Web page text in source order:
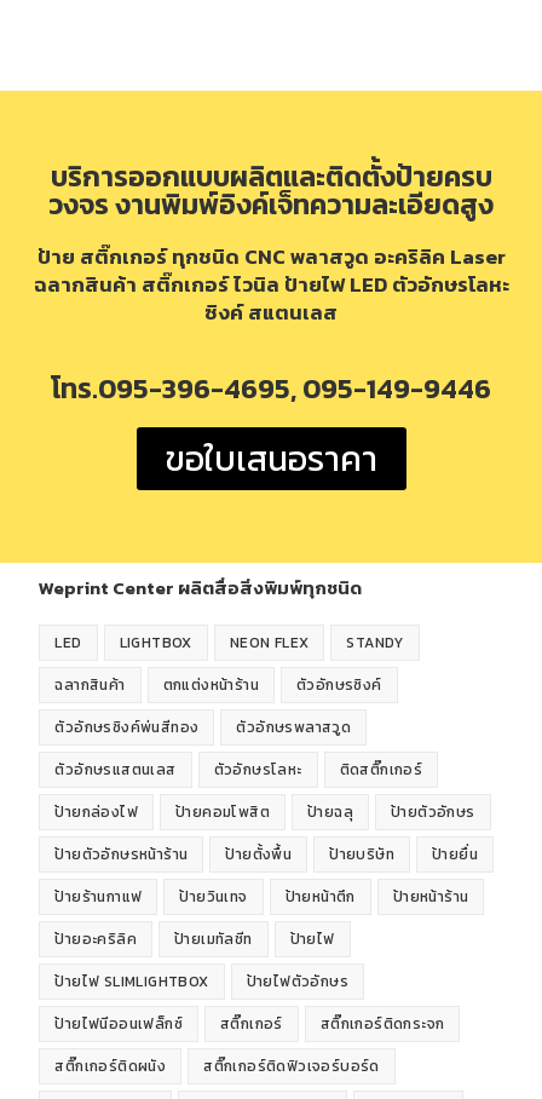
บริการออกแบบผลิตและติดตั้งป้ายครบ
วงจร งานพิมพ์อิงค์เจ็ทความละเอียดสูง
ป้าย สติ๊กเกอร์ ทุกชนิด CNC พลาสวูด อะคริลิค Laser
ฉลากสินค้า สติ๊กเกอร์ ไวนิล ป้ายไฟ LED ตัวอักษรโลหะ
ซิงค์ สแตนเลส
โทร.095-396-4695, 095-149-9446
ขอใบเสนอราคา
Weprint Center ผลิตสื่อสิ่งพิมพ์ทุกชนิด
LED LIGHTBOX NEON FLEX
STANDY
ฉลากสินค้า
ตกแต่งหน้าร้าน
ตัวอักษรซิงค์
ตัวอักษรซิงค์พ่นสีทอง
ตัวอักษรพลาสวูด
ตัวอักษรแสตนเลส
ตัวอักษรโลหะ
ติดสติ๊กเกอร์
ป้ายกล่องไฟ
ป้ายคอมโพสิต ป้ายฉลุ
ป้ายตัวอักษร
ป้ายตัวอักษรหน้าร้าน
ป้ายตั้งพื้น ป้ายบริษัท
ป้ายยื่น
ป้ายร้านกาแฟ
ป้ายวินเทจ ป้ายหน้าตึก
ป้ายหน้าร้าน
ป้ายอะคริลิค
ป้ายเมทัลชีท
ป้ายไฟ
ป้ายไฟ SLIMLIGHTBOX
ป้ายไฟตัวอักษร
ป้ายไฟนีออนเฟล็กซ์
สติ๊กเกอร์
สติ๊กเกอร์ติดกระจก
สติ๊กเกอร์ติดผนัง
สติ๊กเกอร์ติดฟิวเจอร์บอร์ด